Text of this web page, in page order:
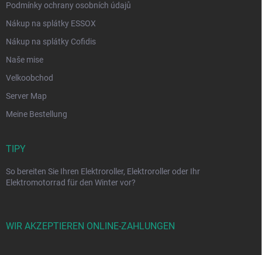
Podmínky ochrany osobních údajů
Nákup na splátky ESSOX
Nákup na splátky Cofidis
Naše mise
Velkoobchod
Server Map
Meine Bestellung
TIPY
So bereiten Sie Ihren Elektroroller, Elektroroller oder Ihr
Elektromotorrad für den Winter vor?
WIR AKZEPTIEREN ONLINE-ZAHLUNGEN